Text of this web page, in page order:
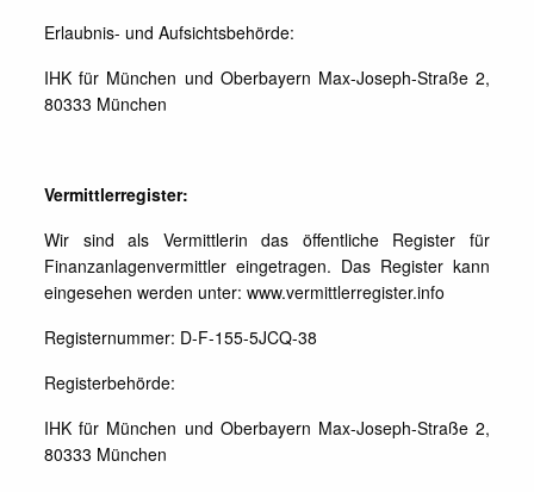
Erlaubnis- und Aufsichtsbehörde:
IHK für München und Oberbayern Max-Joseph-Straße 2,
80333 München
Vermittlerregister:
Wir sind als Vermittlerin das öffentliche Register für
Finanzanlagenvermittler eingetragen. Das Register kann
eingesehen werden unter: www.vermittlerregister.info
Registernummer: D-F-155-5JCQ-38
Registerbehörde:
IHK für München und Oberbayern Max-Joseph-Straße 2,
80333 München